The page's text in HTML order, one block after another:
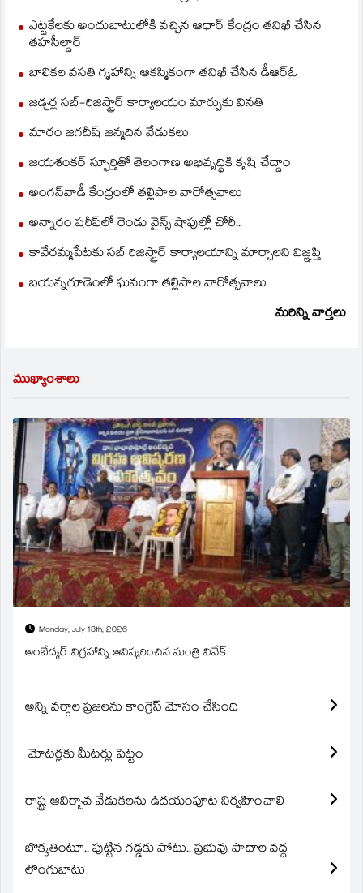
ఎట్టకేలకు అందుబాటులోకి వచ్చిన ఆధార్ కేంద్రం తనిఖీ చేసిన
తహసీల్దార్
బాలికల వసతి గృహాన్ని ఆకస్మికంగా తనిఖీ చేసిన డీఆర్ఓ
జడ్చర్ల సబ్-రిజిస్ట్రార్ కార్యాలయం మార్పుకు వినతి
మారం జగదీష్ జన్మదిన వేడుకలు
జయశంకర్ స్ఫూర్తితో తెలంగాణ అభివృద్ధికి కృషి చేద్దాం
అంగన్‌వాడీ కేంద్రంలో తల్లిపాల వారోత్సవాలు
అన్నారం షరీఫ్‌లో రెండు వైన్స్ షాపుల్లో చోరీ..
కావేరమ్మపేటకు సబ్ రిజిస్ట్రార్ కార్యాలయాన్ని మార్చాలని విజ్ఞప్తి
బయన్నగూడెంలో ఘనంగా తల్లిపాల వారోత్సవాలు
మరిన్ని వార్తలు
ముఖ్యాంశాలు
Monday, July 13th, 2026
అంబేద్కర్ విగ్రహాన్ని ఆవిష్కరించిన మంత్రి వివేక్
అన్ని వర్గాల ప్రజలను కాంగ్రెస్ మోసం చేసింది
మోటర్లకు మీటర్లు పెట్టం
రాష్ట్ర ఆవిర్బావ వేడుకలను ఉదయంపూట నిర్వహించాలి
బొక్కతింటూ.. పుట్టిన గడ్డకు పోటు.. ప్రభువు పాదాల వద్ద
లొంగుబాటు